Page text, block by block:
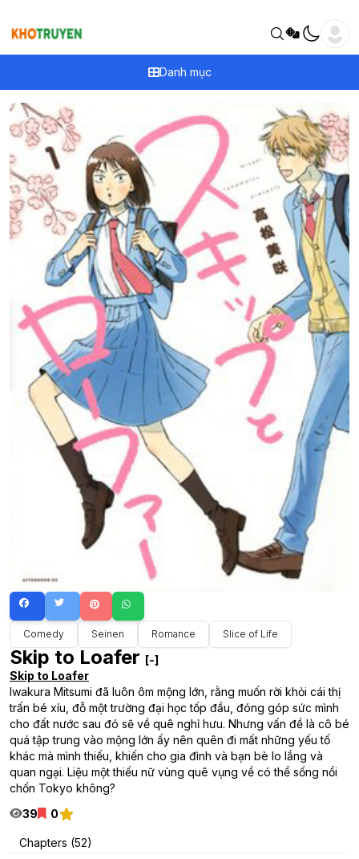
Danh mục
Comedy Seinen Romance Slice of Life
Skip to Loafer [-]
Skip to Loafer
Iwakura Mitsumi đã luôn ôm mộng lớn, rằng muốn rời khỏi cái thị
trấn bé xíu, đỗ một trường đại học tốp đầu, đóng góp sức mình
cho đất nước sau đó sẽ về quê nghỉ hưu. Nhưng vấn đề là cô bé
quá tập trung vào mộng lớn ấy nên quên đi mất những yếu tố
khác mà mình thiếu, khiến cho gia đình và bạn bè lo lắng và
quan ngại. Liệu một thiếu nữ vùng quê vụng về có thể sống nổi
chốn Tokyo không?
39
0
Chapters (52)